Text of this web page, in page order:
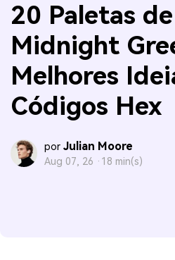
20 Paletas
Midnight
Melhores
Códigos Hex
por Julian Moore
Aug 07, 26 · 18 min(s)